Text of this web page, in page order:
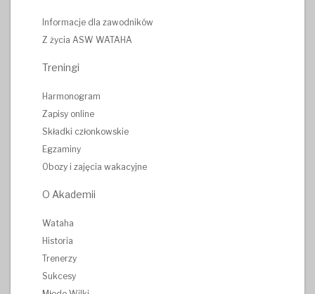
Informacje dla zawodników
Z życia ASW WATAHA
Treningi
Harmonogram
Zapisy online
Składki członkowskie
Egzaminy
Obozy i zajęcia wakacyjne
O Akademii
Wataha
Historia
Trenerzy
Sukcesy